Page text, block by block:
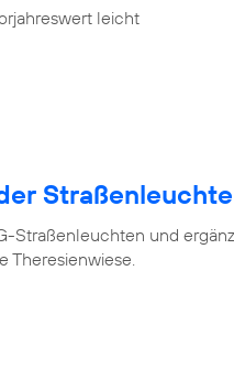
leicht
Straßenleuchte
Straßenleuchten und
Theresienwiese.